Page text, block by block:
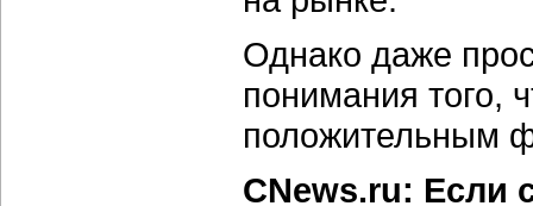
Однако даже
понимания того,
положительным
CNews.ru: Если